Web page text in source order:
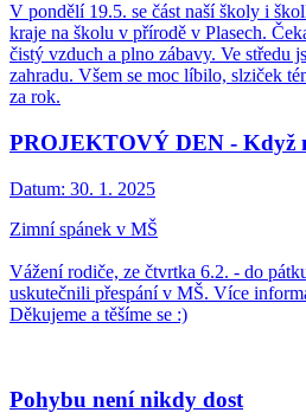
V pondělí 19.5. se část naší školy i
kraje na školu v přírodě v Plasech.
čistý vzduch a plno zábavy. Ve středu
zahradu. Všem se moc líbilo, slziček
za rok.
PROJEKTOVÝ DEN - Když
Datum: 30. 1. 2025
Zimní spánek v MŠ
Vážení rodiče, ze čtvrtka 6.2. - do
uskutečnili přespání v MŠ. Více
Děkujeme a těšíme se :)
Pohybu není nikdy dost